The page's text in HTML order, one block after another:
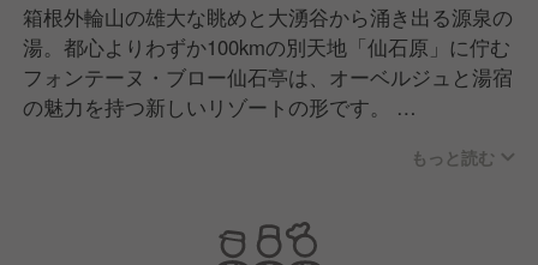
箱根外輪山の雄大な眺めと大湧谷から涌き出る源泉の
湯。都心よりわずか100kmの別天地「仙石原」に佇む
フォンテーヌ・ブロー仙石亭は、オーベルジュと湯宿
の魅力を持つ新しいリゾートの形です。
ディナーコースは、季節によってメニューが変わりま
もっと読む